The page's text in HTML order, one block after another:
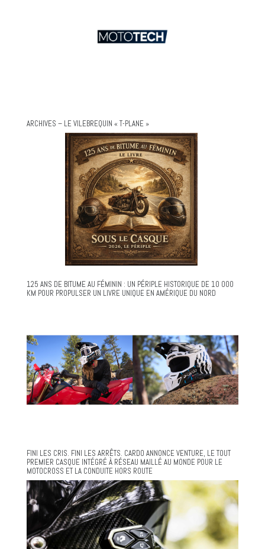
ARCHIVES – LE VILEBREQUIN « T-PLANE »
125 ANS DE BITUME AU FÉMININ : UN PÉRIPLE HISTORIQUE DE 10 000
KM POUR PROPULSER UN LIVRE UNIQUE EN AMÉRIQUE DU NORD
FINI LES CRIS. FINI LES ARRÊTS. CARDO ANNONCE VENTURE, LE TOUT
PREMIER CASQUE INTÉGRÉ À RÉSEAU MAILLÉ AU MONDE POUR LE
MOTOCROSS ET LA CONDUITE HORS ROUTE